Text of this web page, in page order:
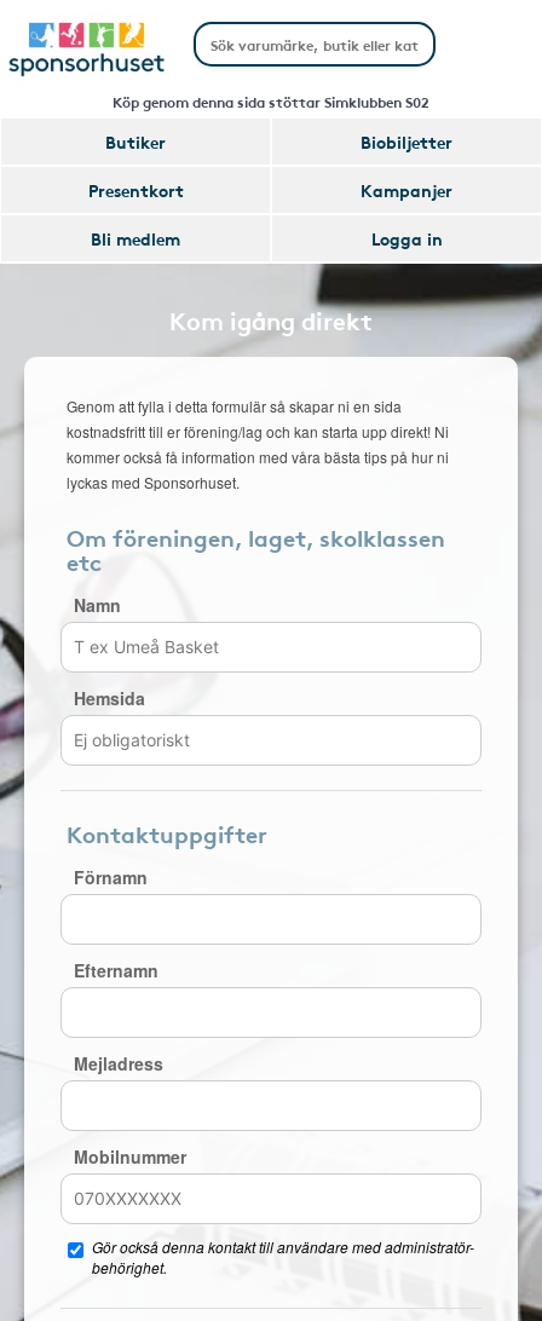
Köp genom denna sida stöttar Simklubben S02
Butiker
Biobiljetter
Presentkort
Kampanjer
Bli medlem
Logga in
Kom igång direkt
Genom att fylla i detta formulär så skapar ni en sida
kostnadsfritt till er förening/lag och kan starta upp direkt! Ni
kommer också få information med våra bästa tips på hur ni
lyckas med Sponsorhuset.
Om föreningen, laget, skolklassen
etc
Namn
Hemsida
Kontaktuppgifter
Förnamn
Efternamn
Mejladress
Mobilnummer
Gör också denna kontakt till användare med administratör-
behörighet.